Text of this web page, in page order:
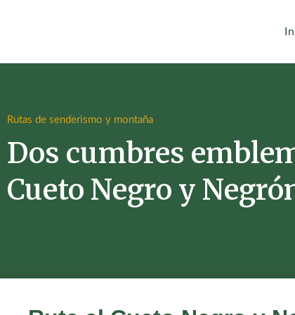
Rutas de senderismo y montaña
Dos cumbres
Cueto Negro y